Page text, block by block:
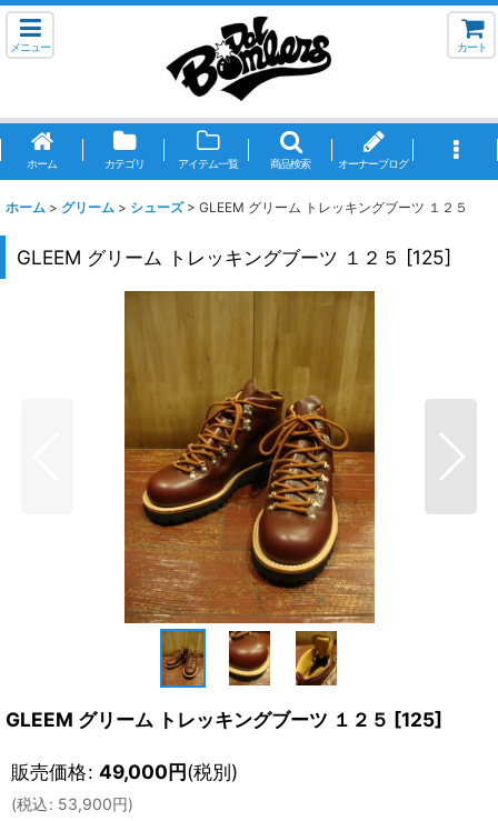
メニュー カート
ホーム カテゴリ アイテム一覧 商品検索 オーナーブログ
ホーム > グリーム > シューズ > GLEEM グリーム トレッキングブーツ １２５
GLEEM グリーム トレッキングブーツ １２５ [125]
GLEEM グリーム トレッキングブーツ １２５ [125]
販売価格: 49,000円(税別)
(税込: 53,900円)